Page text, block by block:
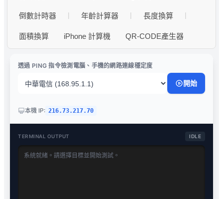
倒數計時器 | 年齡計算器 | 長度換算 |
面積換算 iPhone 計算機 QR-CODE產生器
透過 PING 指令檢測電腦、手機的網路連線穩定度
開始
本機 IP: 216.73.217.70
TERMINAL OUTPUT IDLE
系統就緒。請選擇目標並開始測試。